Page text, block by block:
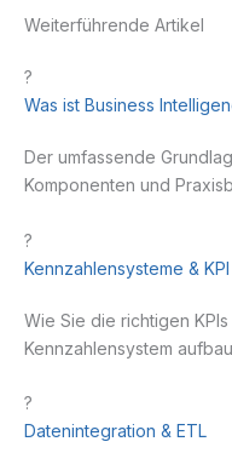
Weiterführende Artikel
?
Was ist Business
Der umfassende
Komponenten und
?
Kennzahlensysteme & KPI
Wie Sie die richtigen
Kennzahlensystem
?
Datenintegration & ETL